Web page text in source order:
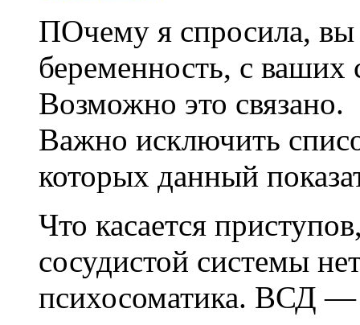
ПОчему я спросила, вы
беременность, с ваших
Возможно это связано.
Важно исключить
которых данный
Что касается
сосудистой системы
психосоматика. ВСД —